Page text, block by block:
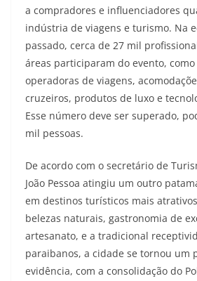
a compradores e influenciadores
indústria de viagens e turismo. Na
passado, cerca de 27 mil
áreas participaram do evento, como
operadoras de viagens,
cruzeiros, produtos de luxo e
Esse número deve ser superado,
mil pessoas.
De acordo com o secretário de
João Pessoa atingiu um outro
em destinos turísticos mais
belezas naturais, gastronomia de
artesanato, e a tradicional
paraibanos, a cidade se tornou um
evidência, com a consolidação do